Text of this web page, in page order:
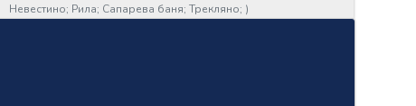
Невестино; Рила; Сапарева баня; Трекляно; )